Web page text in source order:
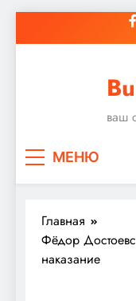
к
ваш
МЕНЮ
Главная
Фёдор
наказание